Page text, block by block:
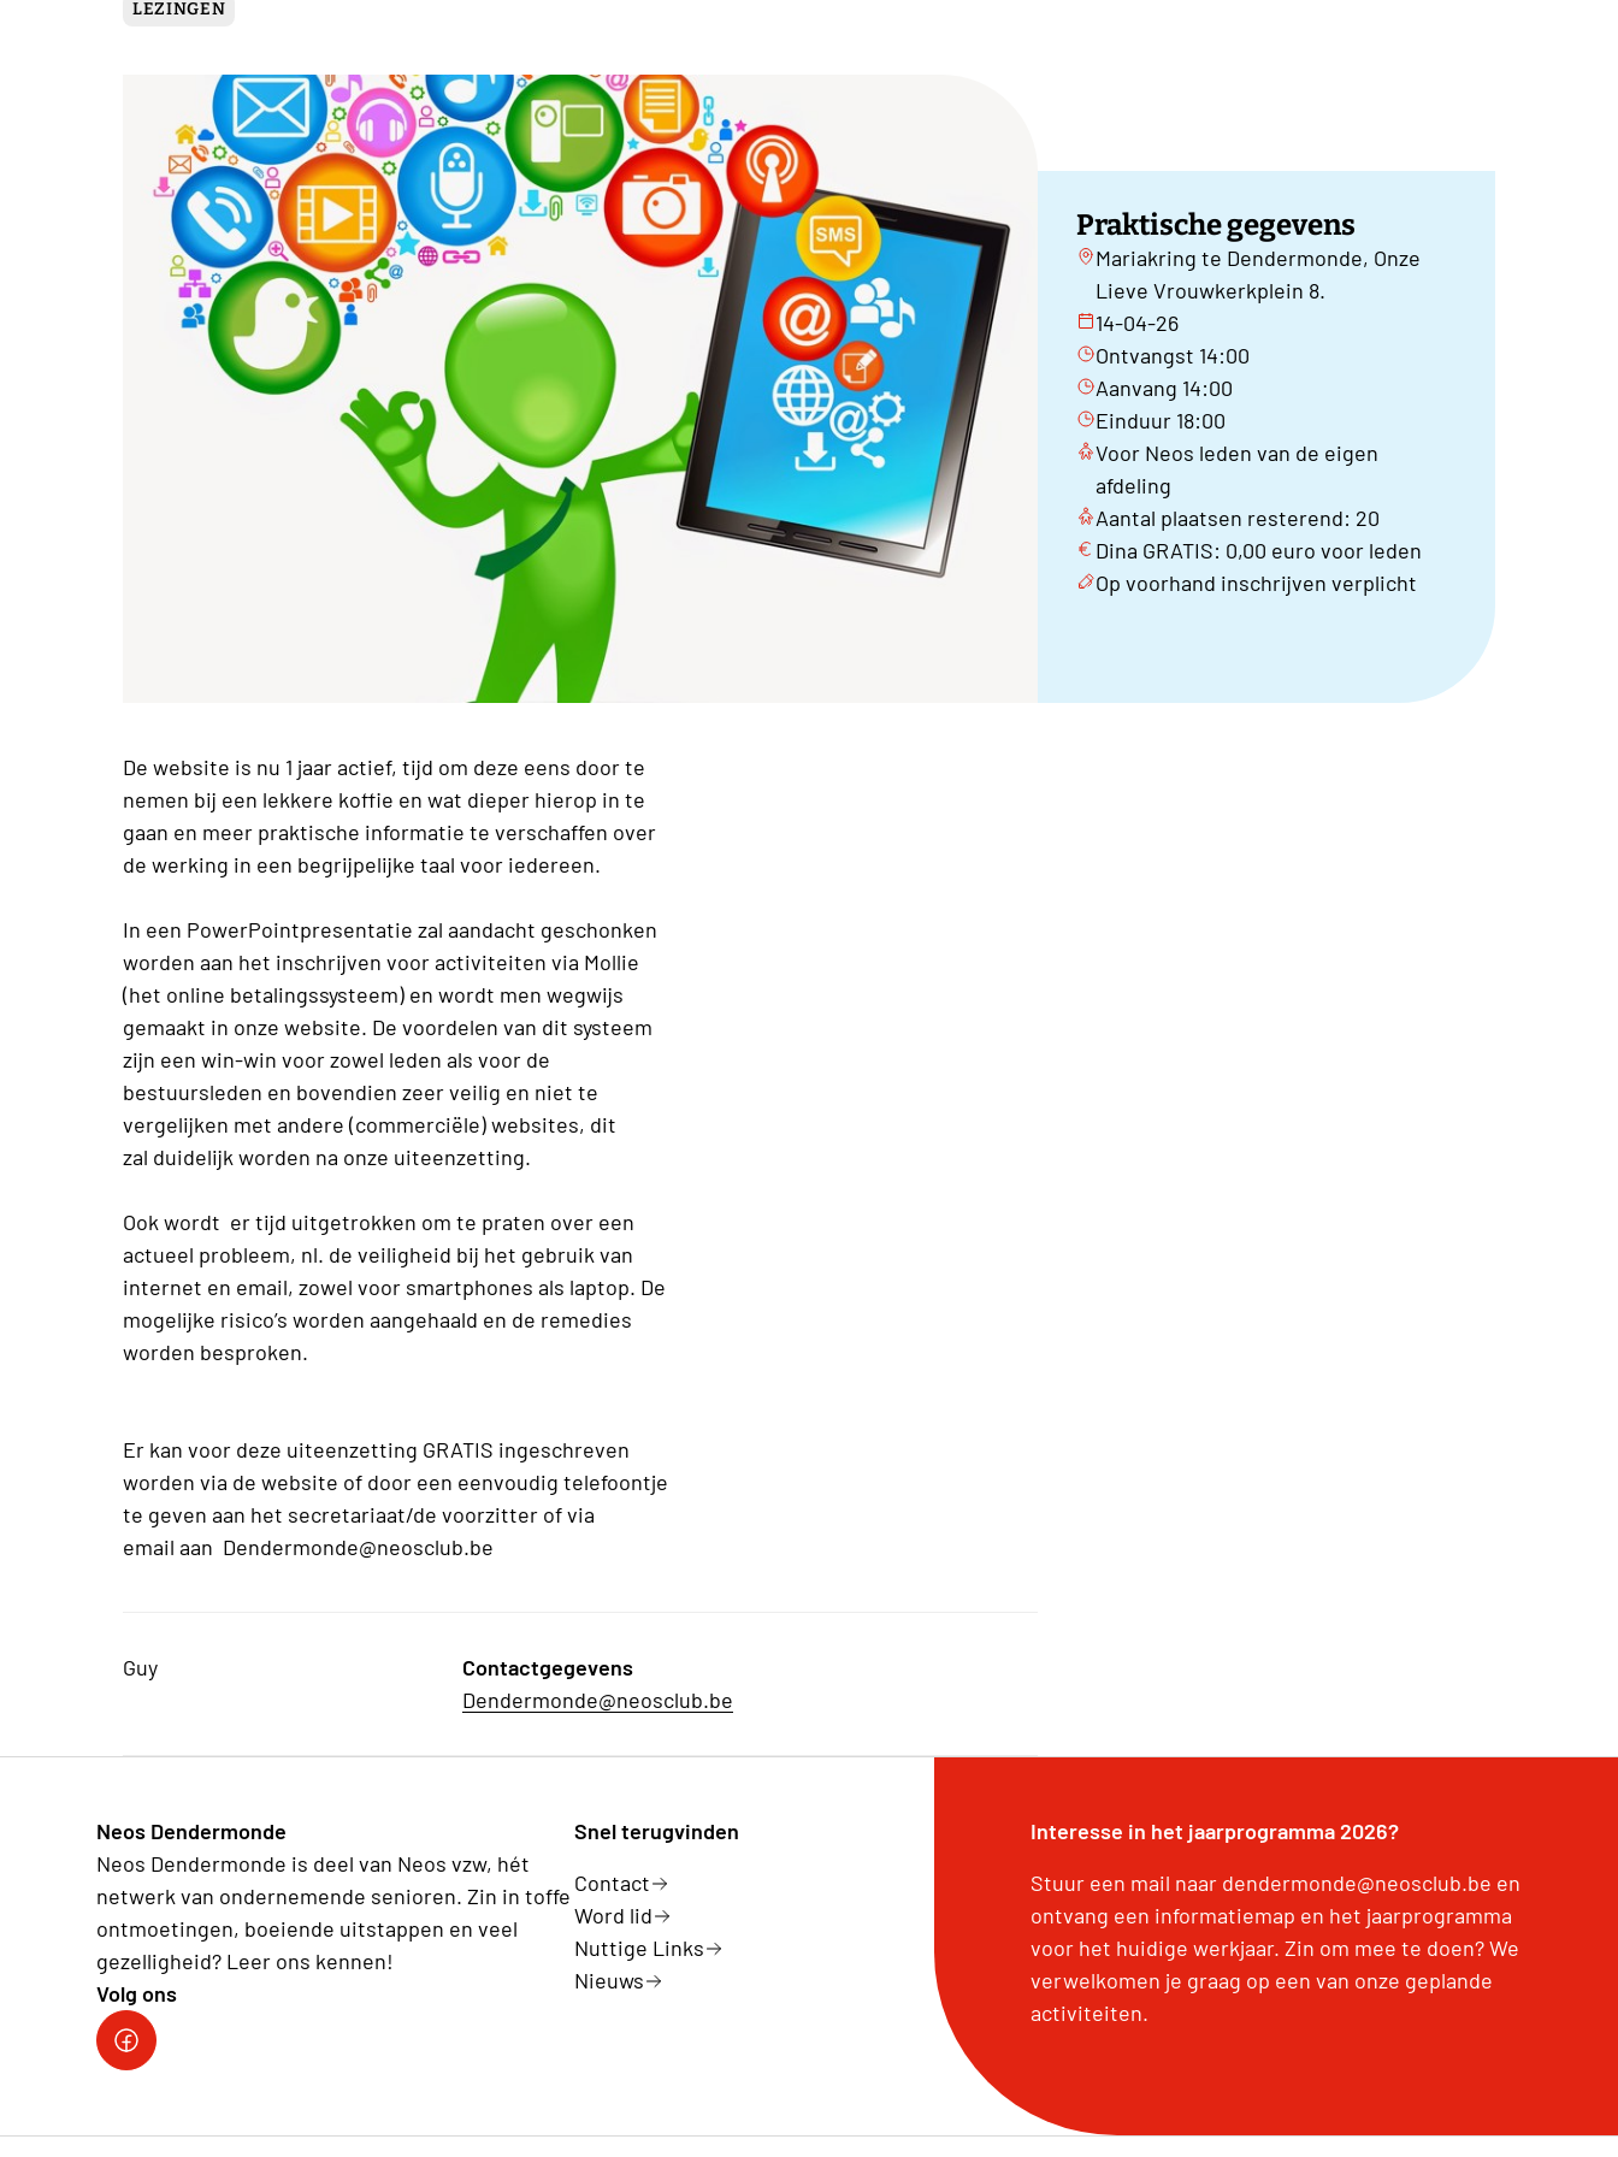
LEZINGEN
Praktische gegevens
Mariakring te Dendermonde, Onze
Lieve Vrouwkerkplein 8.
14-04-26
Ontvangst 14:00
Aanvang 14:00
Einduur 18:00
Voor Neos leden van de eigen
afdeling
Aantal plaatsen resterend: 20
Dina GRATIS: 0,00 euro voor leden
Op voorhand inschrijven verplicht
De website is nu 1 jaar actief, tijd om deze eens door te
nemen bij een lekkere koffie en wat dieper hierop in te
gaan en meer praktische informatie te verschaffen over
de werking in een begrijpelijke taal voor iedereen.
In een PowerPointpresentatie zal aandacht geschonken
worden aan het inschrijven voor activiteiten via Mollie
(het online betalingssysteem) en wordt men wegwijs
gemaakt in onze website. De voordelen van dit systeem
zijn een win-win voor zowel leden als voor de
bestuursleden en bovendien zeer veilig en niet te
vergelijken met andere (commerciële) websites, dit
zal duidelijk worden na onze uiteenzetting.
Ook wordt er tijd uitgetrokken om te praten over een
actueel probleem, nl. de veiligheid bij het gebruik van
internet en email, zowel voor smartphones als laptop. De
mogelijke risico’s worden aangehaald en de remedies
worden besproken.
Er kan voor deze uiteenzetting GRATIS ingeschreven
worden via de website of door een eenvoudig telefoontje
te geven aan het secretariaat/de voorzitter of via
email aan Dendermonde@neosclub.be
Guy
Contactgegevens
Dendermonde@neosclub.be
Neos Dendermonde
Neos Dendermonde is deel van Neos vzw, hét
netwerk van ondernemende senioren. Zin in toffe
ontmoetingen, boeiende uitstappen en veel
gezelligheid? Leer ons kennen!
Volg ons
Facebook
Snel terugvinden
Contact
Word lid
Nuttige Links
Nieuws
Interesse in het jaarprogramma 2026?
Stuur een mail naar dendermonde@neosclub.be en
ontvang een informatiemap en het jaarprogramma
voor het huidige werkjaar. Zin om mee te doen? We
verwelkomen je graag op een van onze geplande
activiteiten.